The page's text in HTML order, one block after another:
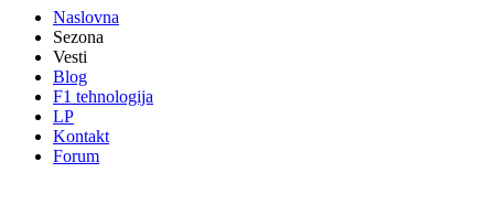
Naslovna
Sezona
Vesti
Blog
F1 tehnologija
LP
Kontakt
Forum